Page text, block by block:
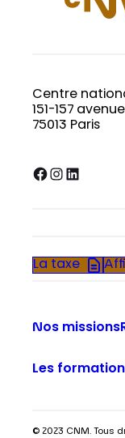
Centre
151-157
75013 Paris
Facebook InstagramLinkedIn
La taxe
Nos missions
Les
© 2023 CNM. Tous